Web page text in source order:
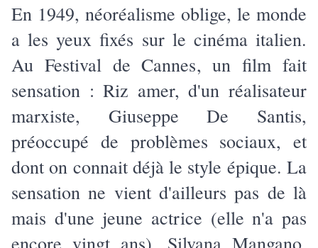
En 1949, néoréalisme oblige, le monde
a les yeux fixés sur le cinéma italien.
Au Festival de Cannes, un film fait
sensation : Riz amer, d'un réalisateur
marxiste, Giuseppe De Santis,
préoccupé de problèmes sociaux, et
dont on connait déjà le style épique. La
sensation ne vient d'ailleurs pas de là
mais d'une jeune actrice (elle n'a pas
encore vingt ans), Silvana Mangano,